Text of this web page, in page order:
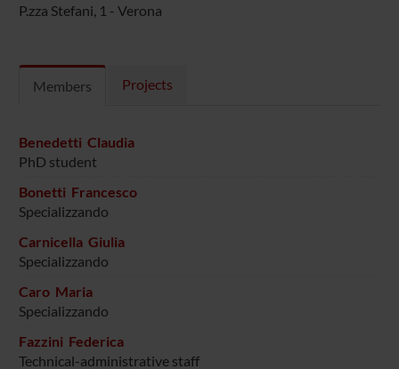
P.zza Stefani, 1 - Verona
Members Projects
Benedetti Claudia
PhD student
Bonetti Francesco
Specializzando
Carnicella Giulia
Specializzando
Caro Maria
Specializzando
Fazzini Federica
Technical-administrative staff